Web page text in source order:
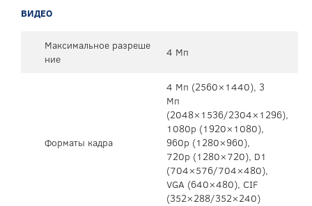
ВИДЕО
Максимальное разреше
ние
4 Мп
Форматы кадра
4 Mп (2560×1440), 3
Mп
(2048×1536/2304×1296),
1080p (1920×1080),
960p (1280×960),
720p (1280×720), D1
(704×576/704×480),
VGA (640×480), CIF
(352×288/352×240)